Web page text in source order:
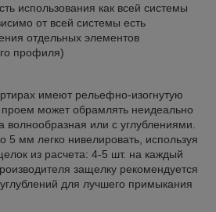
использования как всей системы
от всей системы есть
отдельных элементов
профиля)
имеют рельефно-изогнутую
может обрамлять неидеально
волнообразная или с углублениями.
5 мм легко нивелировать, используя
из расчета: 4-5 шт. на каждый
защелку рекомендуется
для лучшего примыкания